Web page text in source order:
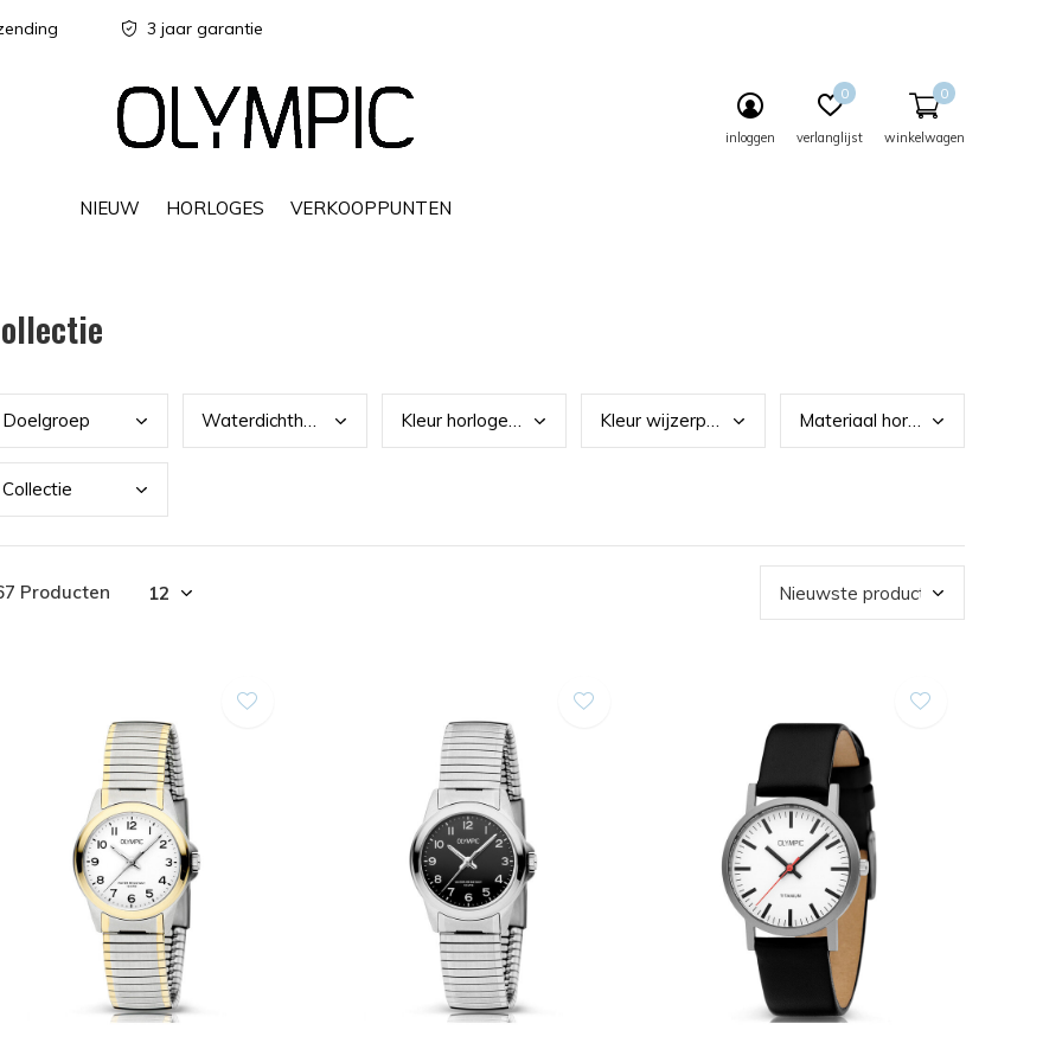
NIEUW HORLOGES VERKOOPPUNTEN
inloggen verlanglijst
0
winkelwagen
0
3 jaar garantie
Doelgroep Waterdichtheid Kleur horlogekast Kleur wijzerplaat Materiaal horlogeband
Collectie
Producten